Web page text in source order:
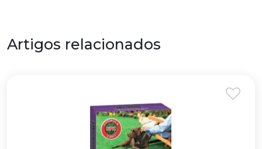
Artigos relacionados